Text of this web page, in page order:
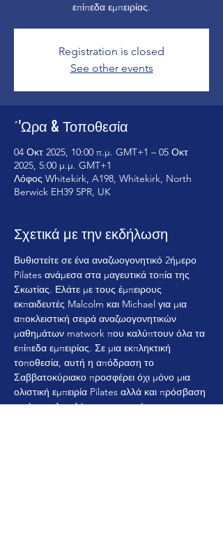
επίπεδα εμπειρίας.
Registration is closed
See other events
΄'Ωρα & Τοποθεσία
04 Οκτ 2025, 10:00 π.μ. GMT+1 – 05 Οκτ
2025, 5:00 μ.μ. GMT+1
Λόφος Whitekirk, A198, Whitekirk, North
Berwick EH39 5PR, UK
Σχετικά με την εκδήλωση
Βυθιστείτε σε ένα αναζωογονητικό 2ήμερο
Pilates ανάμεσα στα μαγευτικά τοπία της
Σκωτίας. Ελάτε με τους έμπειρους
εκπαιδευτές Malcolm και Michael για μια
αποκλειστική σειρά αναζωογονητικών
μαθημάτων matwork που καλύπτουν όλα τα
επίπεδα εμπειρίας. Σε μια εκπληκτική
τοποθεσία, αυτή η απόδραση το
Σαββατοκύριακο προσφέρει όχι μόνο μια
ολιστική εμπειρία Pilates αλλά και πρόσβαση
σε ένα πολυτελές σπα και πισίνα,